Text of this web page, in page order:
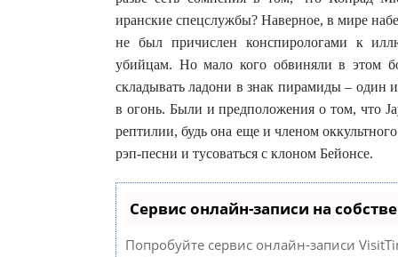
иранские спецслужбы? Наверное, в мире
не был причислен конспирологами к
убийцам. Но мало кого обвиняли в этом
складывать ладони в знак пирамиды – один
в огонь. Были и предположения о том, что
рептилии, будь она еще и членом
рэп-песни и тусоваться с клоном Бейонсе.
Сервис онлайн-записи на
Попробуйте сервис онлайн-записи